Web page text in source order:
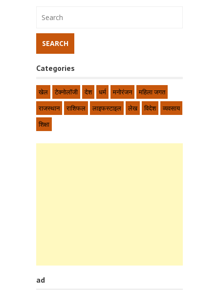
Categories
खेल टेक्नोलॉजी देश धर्म मनोरंजन
महिला जगत
राजस्थान
राशिफल लाइफस्टाइल लेख विदेश
व्यवसाय
शिक्षा
ad